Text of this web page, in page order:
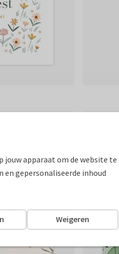
jouw apparaat om de website te
gepersonaliseerde inhoud
Weigeren